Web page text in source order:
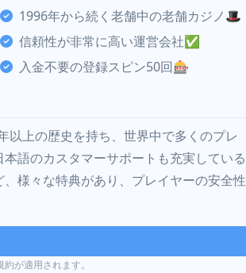
1996年から続く老舗中の老舗カジノ🎩
信頼性が非常に高い運営会社✅
入金不要の登録スピン50回🎰
以上の歴史を持ち、世界中で多くのプレ
語のカスタマーサポートも充実している
様々な特典があり、プレイヤーの安全性
が適用されます。